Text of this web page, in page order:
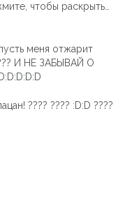
чтобы раскрыть…
меня отжарит
И НЕ ЗАБЫВАЙ О
???? ???? :D:D ????